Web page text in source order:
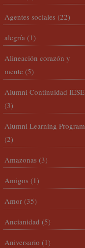
Agentes sociales (22)
alegría (1)
Alineación corazón y
mente (5)
Alumni Continuidad IESE
(3)
Alumni Learning Program
(2)
Amazonas (3)
Amigos (1)
Amor (35)
Ancianidad (5)
Aniversario (1)